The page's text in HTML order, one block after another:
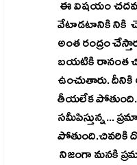
వేటాడటానికి నికి
అంత రంద్రం
బయటికి రానంత
ఉంచుతారు.
తీయలేక పోతుంది.
సమీపిస్తున్న...
పోతుంది.చివరికి